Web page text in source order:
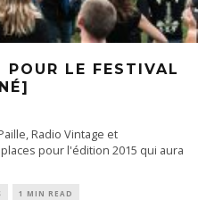
POUR LE FESTIVAL
Radio Vintage et
pour l'édition 2015 qui aura
1 MIN READ